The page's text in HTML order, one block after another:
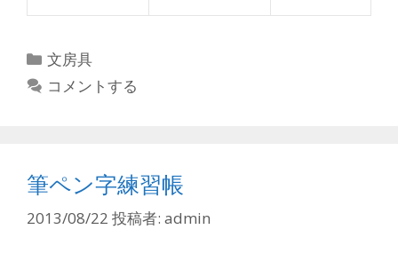
カ
テ
文房具
コメントする
筆ペン字練習帳
2013/08/22 投稿者: admin